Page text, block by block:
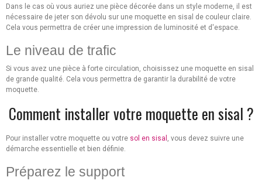
Dans le cas où vous auriez une pièce décorée dans un style moderne, il est
nécessaire de jeter son dévolu sur une moquette en sisal de couleur claire.
Cela vous permettra de créer une impression de luminosité et d'espace.
Le niveau de trafic
Si vous avez une pièce à forte circulation, choisissez une moquette en sisal
de grande qualité. Cela vous permettra de garantir la durabilité de votre
moquette.
Comment installer votre moquette en sisal ?
Pour installer votre moquette ou votre sol en sisal
, vous devez suivre une
démarche essentielle et bien définie.
Préparez le support